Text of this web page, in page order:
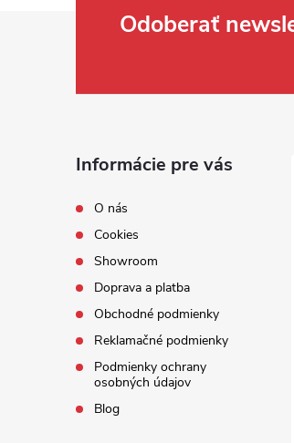
Odoberať
Informácie pre vás
O nás
Cookies
Showroom
Doprava a platba
Obchodné podmienky
Reklamačné podmienky
Podmienky ochrany
osobných údajov
Blog